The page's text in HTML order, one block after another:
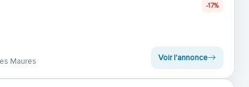
-17%
Maures Voir l'annonce